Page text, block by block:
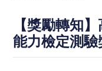
【獎勵轉知
能力檢定測驗